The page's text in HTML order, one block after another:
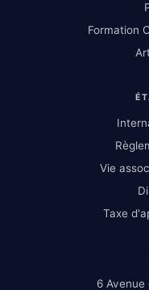
Formation
Vie
Taxe
6 Avenue